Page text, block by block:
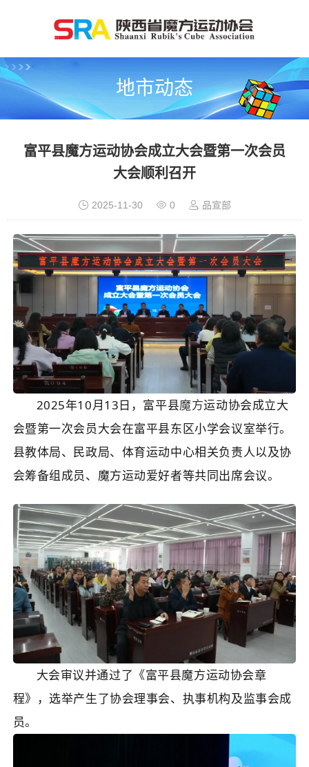
地市动态
富平县魔方运动协会成立大会暨第一次会员
大会顺利召开
2025-11-30 0 品宣部
2025年10月13日，富平县魔方运动协会成立大
会暨第一次会员大会在富平县东区小学会议室举行。
县教体局、民政局、体育运动中心相关负责人以及协
会筹备组成员、魔方运动爱好者等共同出席会议。
大会审议并通过了《富平县魔方运动协会章
程》，选举产生了协会理事会、执事机构及监事会成
员。